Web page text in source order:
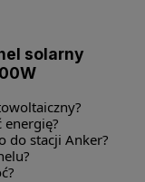
solarny
energię?
do stacji Anker?